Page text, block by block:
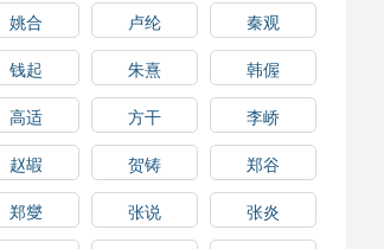
姚合
卢纶
秦观
钱起
朱熹
韩偓
高适
方干
李峤
赵嘏
贺铸
郑谷
郑燮
张说
张炎